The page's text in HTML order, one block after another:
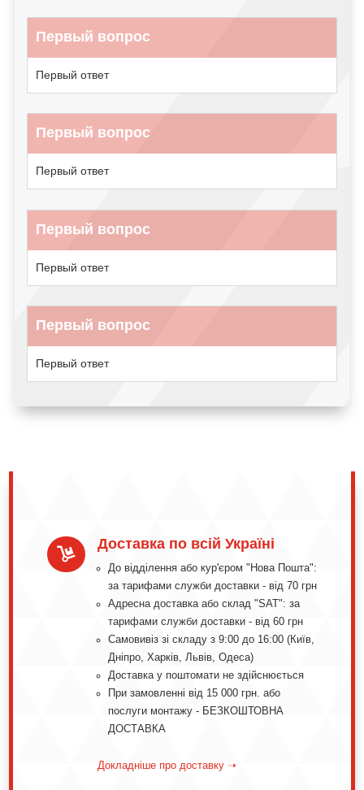
Первый вопрос
Первый ответ
Первый вопрос
Первый ответ
Первый вопрос
Первый ответ
Первый вопрос
Первый ответ

Доставка по всій Україні
До відділення або кур'єром "Нова Пошта":
за тарифами служби доставки - від 70 грн
Адресна доставка або склад "SAT": за
тарифами служби доставки - від 60 грн
Самовивіз зі складу з 9:00 до 16:00 (Київ,
Дніпро, Харків, Львів, Одеса)
Доставка у поштомати не здійснюється
При замовленні від 15 000 грн. або
послуги монтажу - БЕЗКОШТОВНА
ДОСТАВКА
Докладніше про доставку ➝